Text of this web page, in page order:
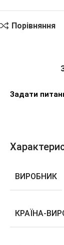
Порівняння
Задати
ВИРОБНИК
КРАЇНА-